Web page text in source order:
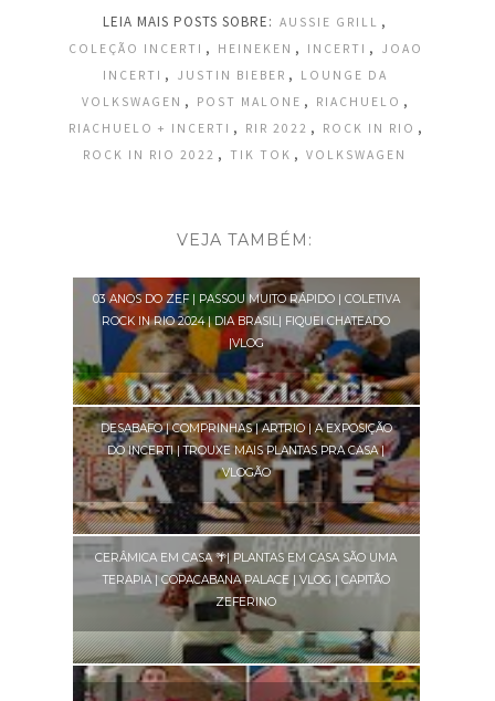
LEIA MAIS POSTS SOBRE: AUSSIE GRILL ,
COLEÇÃO INCERTI , HEINEKEN , INCERTI ,
JOAO
INCERTI , JUSTIN BIEBER ,
LOUNGE DA
VOLKSWAGEN , POST MALONE , RIACHUELO ,
RIACHUELO + INCERTI , RIR 2022 , ROCK IN RIO ,
ROCK IN RIO 2022 , TIK TOK , VOLKSWAGEN
VEJA TAMBÉM:
03 ANOS DO ZEF | PASSOU MUITO RÁPIDO | COLETIVA
ROCK IN RIO 2024 | DIA BRASIL| FIQUEI CHATEADO
|VLOG
DESABAFO | COMPRINHAS | ARTRIO | A EXPOSIÇÃO
DO INCERTI | TROUXE MAIS PLANTAS PRA CASA |
VLOGÃO
CERÂMICA EM CASA 🌴| PLANTAS EM CASA SÃO UMA
TERAPIA | COPACABANA PALACE | VLOG | CAPITÃO
ZEFERINO